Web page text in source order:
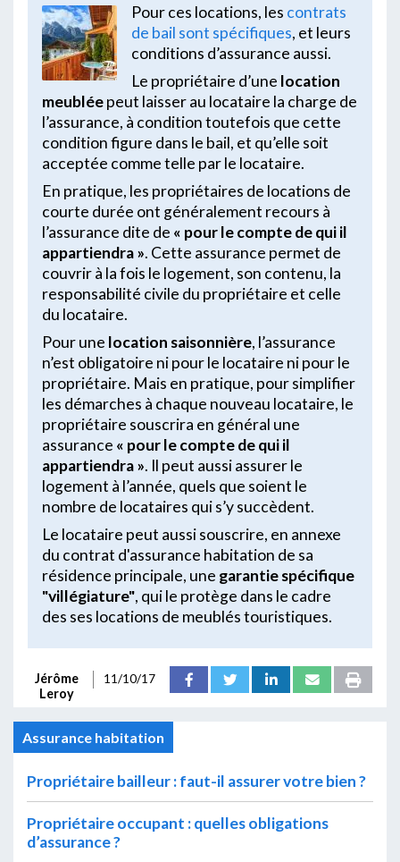
Pour ces locations, les contrats
de bail sont spécifiques, et leurs
conditions d’assurance aussi.
Le propriétaire d’une location
meubléepeut laisser au locataire la charge de
l’assurance, à condition toutefois que cette
condition figure dans le bail, et qu’elle soit
acceptée comme telle par le locataire.
En pratique, les propriétaires de locations de
courte durée ont généralement recours à
l’assurance dite de « pour le compte de qui il
appartiendra ». Cette assurance permet de
couvrir à la fois le logement, son contenu, la
responsabilité civile du propriétaire et celle
du locataire.
Pour une location saisonnière, l’assurance
n’est obligatoire ni pour le locataire ni pour le
propriétaire. Mais en pratique, pour simplifier
les démarches à chaque nouveau locataire, le
propriétaire souscrira en général une
assurance « pour le compte de qui il
appartiendra ». Il peut aussi assurer le
logement à l’année, quels que soient le
nombre de locataires qui s’y succèdent.
Le locataire peut aussi souscrire, en annexe
du contrat d'assurance habitation de sa
résidence principale, une garantie spécifique
"villégiature", qui le protège dans le cadre
des ses locations de meublés touristiques.
Jérôme
Leroy
11/10/17
Assurance habitation
Propriétaire bailleur : faut-il assurer votre bien ?
Propriétaire occupant : quelles obligations
d’assurance ?